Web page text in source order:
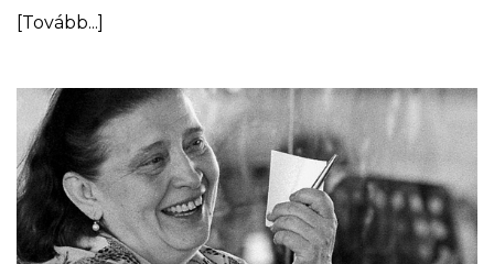
[Tovább...]